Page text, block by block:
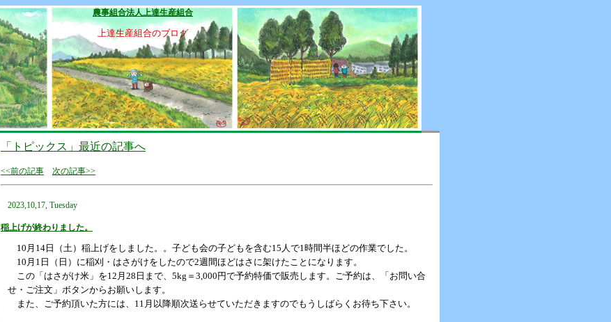
農事組合法人上達生産組合
上達生産組合のブログ
「トピックス」最近の記事へ
<<前の記事 次の記事>>
2023,10,17, Tuesday
稲上げが終わりました。
10月14日（土）稲上げをしました。。子ども会の子どもを含む15人で1時間半ほどの作業でした。
10月1日（日）に稲刈・はさがけをしたので2週間ほどはさに架けたことになります。
この「はさがけ米」を12月28日まで、5kg＝3,000円で予約特価で販売します。ご予約は、「お問い合
せ・ご注文」ボタンからお願いします。
また、ご予約頂いた方には、11月以降順次送らせていただきますのでもうしばらくお待ち下さい。